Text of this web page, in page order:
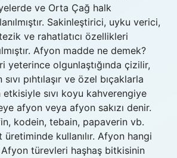
ve Orta Çağ halk
Sakinleştirici, uyku verici,
ve rahatlatıcı özellikleri
Afyon madde ne demek?
yeterince olgunlaştığında çizilir,
pıhtılaşır ve özel bıçaklarla
etkisiyle sıvı koyu kahverengiye
afyon veya afyon sakızı denir.
kodein, tebain, papaverin vb.
üretiminde kullanılır. Afyon hangi
Afyon türevleri haşhaş bitkisinin